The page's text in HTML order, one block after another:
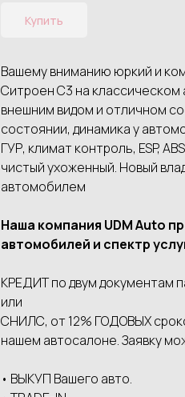
Купить
Вашему вниманию юркий и
Ситроен С3 на
внешним видом и отличном
состоянии, динамика у
ГУР, климат контроль, ESP,
чистый ухоженный. Новый
автомобилем
Наша компания UDМ Аutо
автомобилей и спектр
КРЕДИТ по двум документам
или
СНИЛС, от 12% ГОДОВЫХ
нашем автосалоне. Заявку
• ВЫКУП Вашего авто.